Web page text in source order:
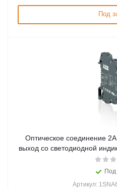
Под
Оптическое соединение
выход со светодиодной
Под
Артикул: